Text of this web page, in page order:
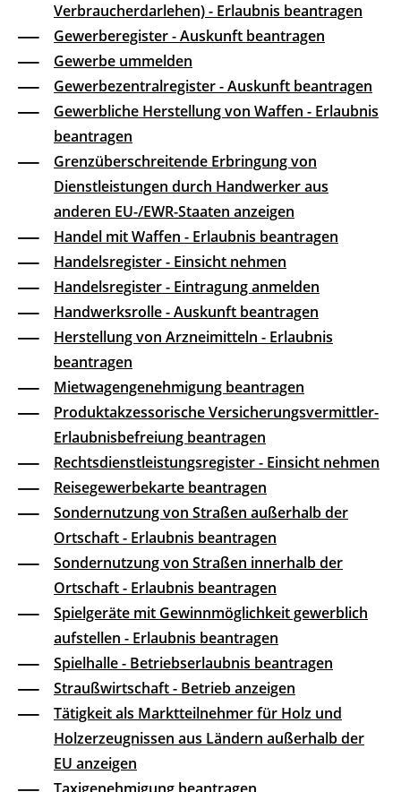
Verbraucherdarlehen) - Erlaubnis beantragen
Gewerberegister - Auskunft beantragen
Gewerbe ummelden
Gewerbezentralregister - Auskunft beantragen
Gewerbliche Herstellung von Waffen - Erlaubnis
beantragen
Grenzüberschreitende Erbringung von
Dienstleistungen durch Handwerker aus
anderen EU-/EWR-Staaten anzeigen
Handel mit Waffen - Erlaubnis beantragen
Handelsregister - Einsicht nehmen
Handelsregister - Eintragung anmelden
Handwerksrolle - Auskunft beantragen
Herstellung von Arzneimitteln - Erlaubnis
beantragen
Mietwagengenehmigung beantragen
Produktakzessorische Versicherungsvermittler-
Erlaubnisbefreiung beantragen
Rechtsdienstleistungsregister - Einsicht nehmen
Reisegewerbekarte beantragen
Sondernutzung von Straßen außerhalb der
Ortschaft - Erlaubnis beantragen
Sondernutzung von Straßen innerhalb der
Ortschaft - Erlaubnis beantragen
Spielgeräte mit Gewinnmöglichkeit gewerblich
aufstellen - Erlaubnis beantragen
Spielhalle - Betriebserlaubnis beantragen
Straußwirtschaft - Betrieb anzeigen
Tätigkeit als Marktteilnehmer für Holz und
Holzerzeugnissen aus Ländern außerhalb der
EU anzeigen